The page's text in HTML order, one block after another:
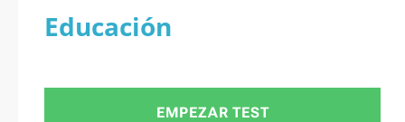
Educación
EMPEZAR TEST